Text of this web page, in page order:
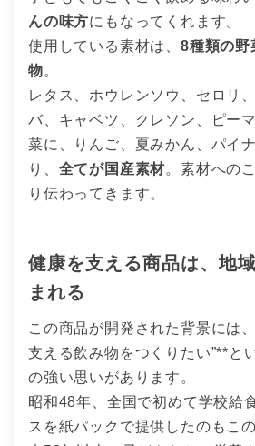
んの味方にもなってくれます。
使用している素材は、 8種類の野
物。
レタス、ホウレンソウ、セロリ
バ、キャベツ、クレソン、ピー
菜に、りんご、夏みかん、パイ
り、 全てが国産素材。素材への
り伝わってきます。
健康を支える商品は、地
まれる
この商品が開発された背景には
支える飲み物をつくりたい”**と
の強い思いがあります。
昭和48年、全国で初めて学校給
スを紙パックで提供したのもこ